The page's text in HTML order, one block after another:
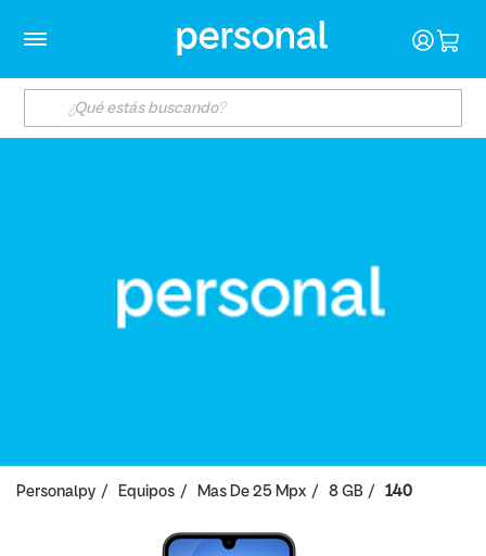
Personalpy Equipos Mas De 25 Mpx 8 GB 140